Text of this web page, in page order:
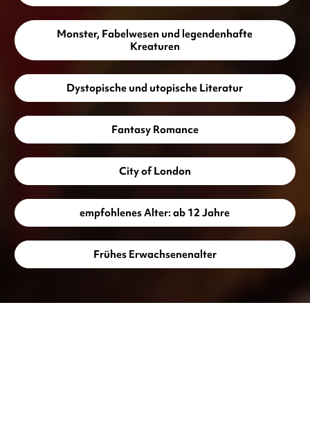
Monster, Fabelwesen und legendenhafte
Kreaturen
Dystopische und utopische Literatur
Fantasy Romance
City of London
empfohlenes Alter: ab 12 Jahre
Frühes Erwachsenenalter